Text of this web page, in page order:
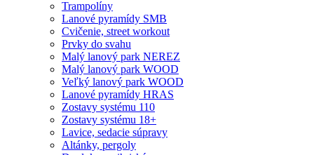
Trampolíny
Lanové pyramídy SMB
Cvičenie, street workout
Prvky do svahu
Malý lanový park NEREZ
Malý lanový park WOOD
Veľký lanový park WOOD
Lanové pyramídy HRAS
Zostavy systému 110
Zostavy systému 18+
Lavice, sedacie súpravy
Altánky, pergoly